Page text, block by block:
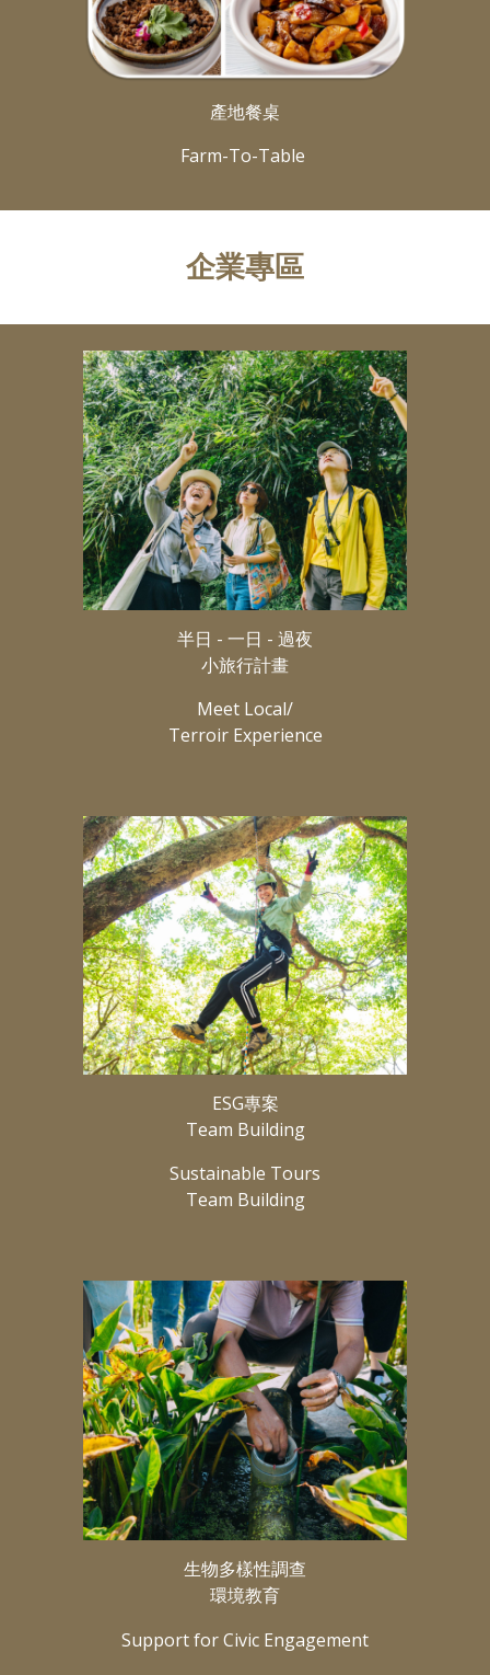
產地餐桌
Farm-To-Table
企業專區
半日 - 一日 - 過夜
小旅行計畫
Meet Local/
Terroir Experience
ESG專案
Team Building
Sustainable Tours
Team Building
生物多樣性調查
環境教育
Support for Civic Engagement